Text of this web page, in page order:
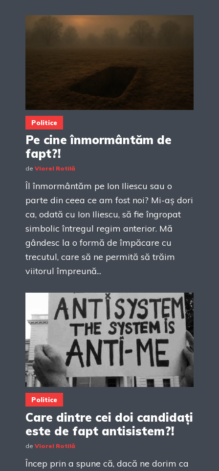
Politice
Pe cine înmormântăm de
fapt?!
de Viorel Rotilă
Îl înmormântăm pe Ion Iliescu sau o
parte din ceea ce am fost noi? Mi-aș dori
ca, odată cu Ion Iliescu, să fie îngropat
simbolic întregul regim anterior. Mă
gândesc la o formă de împăcare cu
trecutul, care să ne permită să trăim
viitorul împreună...
Politice
Care dintre cei doi candidați
este de fapt antisistem?!
de Viorel Rotilă
Încep prin a spune că, dacă ne dorim ca